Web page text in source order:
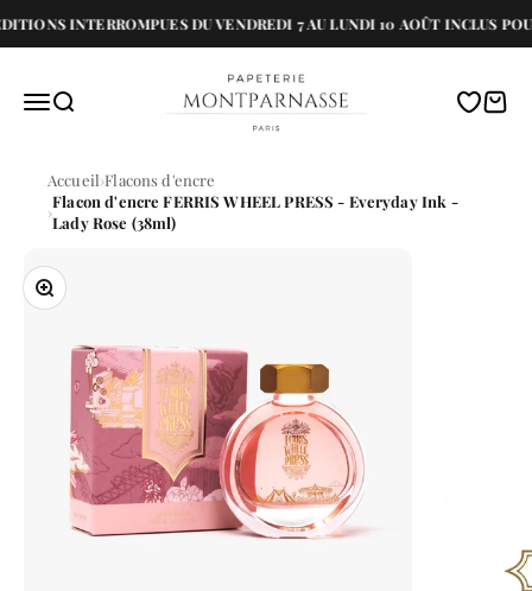
Passer au contenu
INTERROMPUES DU VENDREDI 7 AU LUNDI 10 AOÛT INCLUS POUR
MenuRecherche
Papeterie Montparnasse
Accueil Flacons d'encre
Flacon d'encre FERRIS WHEEL PRESS - Everyday Ink -
Lady Rose (38ml)
Zoomer sur l'image